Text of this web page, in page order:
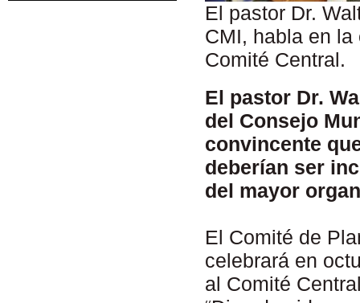
El pastor Dr.
CMI, habla en
Comité Central.
El pastor Dr.
del Consejo
convincente
deberían ser
del mayor
El Comité de
celebrará en
al Comité